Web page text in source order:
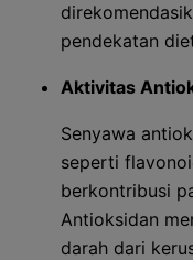
pendekatan
Aktivitas
Senyawa
seperti
berkontribusi
Antioksidan
darah dari